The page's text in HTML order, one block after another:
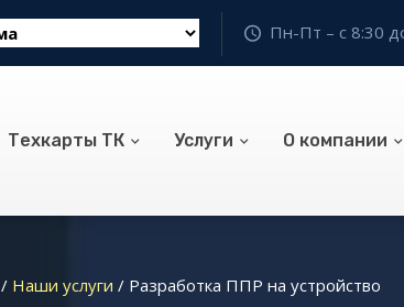
Пн-Пт – с 8:30
Техкарты ТК Услуги О компании
/ Наши услуги / Разработка ППР на устройство